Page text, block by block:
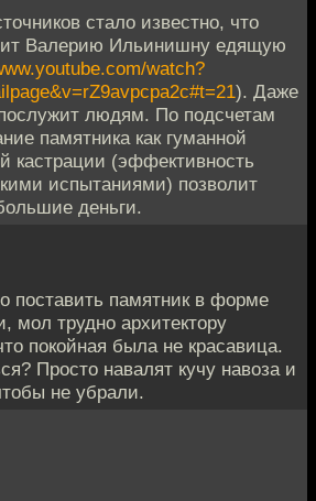
стало известно, что
Валерию Ильинишну едящую
watch?
). Даже
людям. По подсчетам
памятника как гуманной
кастрации (эффективность
испытаниями) позволит
деньги.
поставить памятник в форме
мол трудно архитектору
покойная была не красавица.
Просто навалят кучу навоза и
не убрали.